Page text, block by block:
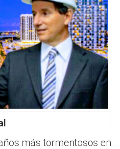
más tormentosos en